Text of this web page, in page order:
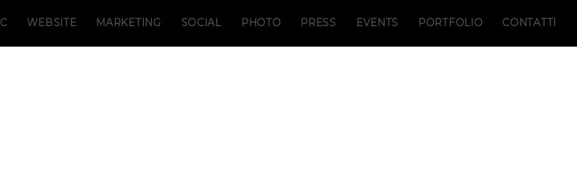
WEBSITE MARKETING SOCIAL PHOTO PRESS EVENTS PORTFOLIO CONTATTI